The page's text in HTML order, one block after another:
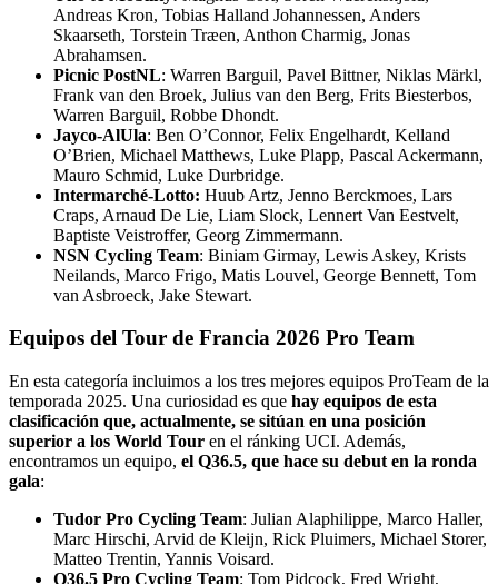
Andreas Kron, Tobias Halland Johannessen, Anders
Skaarseth, Torstein Træen, Anthon Charmig, Jonas
Abrahamsen.
Picnic PostNL: Warren Barguil, Pavel Bittner, Niklas Märkl,
Frank van den Broek, Julius van den Berg, Frits Biesterbos,
Warren Barguil, Robbe Dhondt.
Jayco-AlUla: Ben O’Connor, Felix Engelhardt, Kelland
O’Brien, Michael Matthews, Luke Plapp, Pascal Ackermann,
Mauro Schmid, Luke Durbridge.
Intermarché-Lotto: Huub Artz, Jenno Berckmoes, Lars
Craps, Arnaud De Lie, Liam Slock, Lennert Van Eestvelt,
Baptiste Veistroffer, Georg Zimmermann.
NSN Cycling Team: Biniam Girmay, Lewis Askey, Krists
Neilands, Marco Frigo, Matis Louvel, George Bennett, Tom
van Asbroeck, Jake Stewart.
Equipos del Tour de Francia 2026 Pro Team
En esta categoría incluimos a los tres mejores equipos ProTeam de la
temporada 2025. Una curiosidad es que hay equipos de esta
clasificación que, actualmente, se sitúan en una posición
superior a los World Tour en el ránking UCI. Además,
encontramos un equipo, el Q36.5, que hace su debut en la ronda
gala:
Tudor Pro Cycling Team: Julian Alaphilippe, Marco Haller,
Marc Hirschi, Arvid de Kleijn, Rick Pluimers, Michael Storer,
Matteo Trentin, Yannis Voisard.
Q36.5 Pro Cycling Team: Tom Pidcock, Fred Wright,